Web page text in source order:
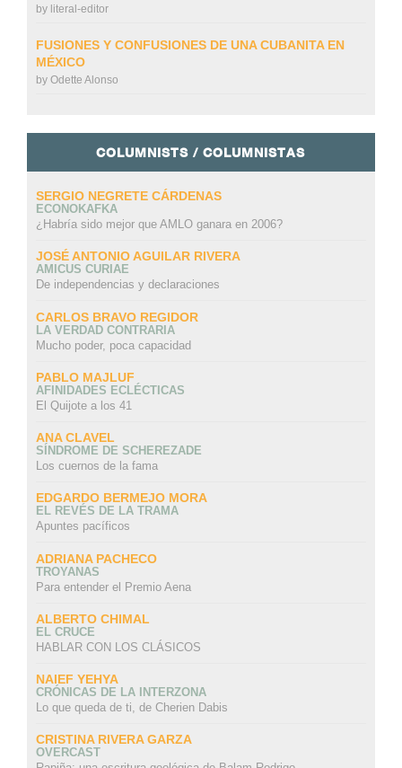
by literal-editor
FUSIONES Y CONFUSIONES DE UNA CUBANITA EN
MÉXICO
by Odette Alonso
COLUMNISTS / COLUMNISTAS
SERGIO NEGRETE CÁRDENAS
ECONOKAFKA
¿Habría sido mejor que AMLO ganara en 2006?
JOSÉ ANTONIO AGUILAR RIVERA
AMICUS CURIAE
De independencias y declaraciones
CARLOS BRAVO REGIDOR
LA VERDAD CONTRARIA
Mucho poder, poca capacidad
PABLO MAJLUF
AFINIDADES ECLÉCTICAS
El Quijote a los 41
ANA CLAVEL
SÍNDROME DE SCHEREZADE
Los cuernos de la fama
EDGARDO BERMEJO MORA
EL REVÉS DE LA TRAMA
Apuntes pacíficos
ADRIANA PACHECO
TROYANAS
Para entender el Premio Aena
ALBERTO CHIMAL
EL CRUCE
HABLAR CON LOS CLÁSICOS
NAIEF YEHYA
CRÓNICAS DE LA INTERZONA
Lo que queda de ti, de Cherien Dabis
CRISTINA RIVERA GARZA
OVERCAST